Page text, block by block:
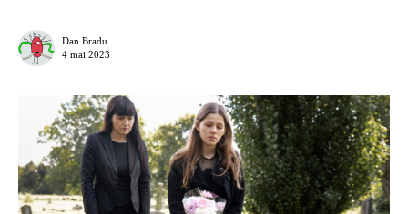
Dan Bradu
4 mai 2023